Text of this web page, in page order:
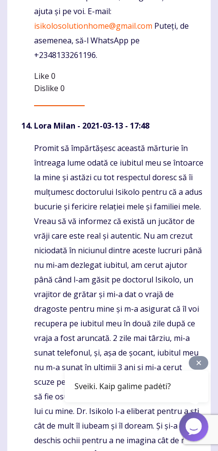
ajuta și pe voi. E-mail:
isikolosolutionhome@gmail.com Puteți, de
asemenea, să-l WhatsApp pe
+2348133261196.
Like 0
Dislike 0
Lora Milan - 2021-03-13 - 17:48
Komentaras
Promit să împărtășesc această mărturie în
întreaga lume odată ce iubitul meu se întoarce
la mine și astăzi cu tot respectul doresc să îi
mulțumesc doctorului Isikolo pentru că a adus
bucurie și fericire relației mele și familiei mele.
Vreau să vă informez că există un jucător de
vrăji care este real și autentic. Nu am crezut
niciodată în niciunul dintre aceste lucruri până
nu mi-am dezlegat iubitul, am cerut ajutor
până când l-am găsit pe doctorul Isikolo, un
vrajitor de grătar și mi-a dat o vrajă de
dragoste pentru mine și m-a asigurat că îl voi
recupera pe iubitul meu în două zile după ce
vraja a fost aruncată. 2 zile mai târziu, mi-a
sunat telefonul, și, așa de șocant, iubitul meu
nu m-a sunat în ultimii 3 ani și mi-a cerut
scuze pentru inima și mi-a spus că este gata
să fie osul meu de spate până la rest din viața
lui cu mine. Dr. Isikolo l-a eliberat pentru a ști
cât de mult îl iubeam și îl doream. Și și-a
deschis ochii pentru a ne imagina cât de mult
Sveiki. Kaip galime padėti?